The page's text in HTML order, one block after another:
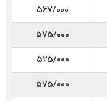
567/000
575/000
525/000
575/000